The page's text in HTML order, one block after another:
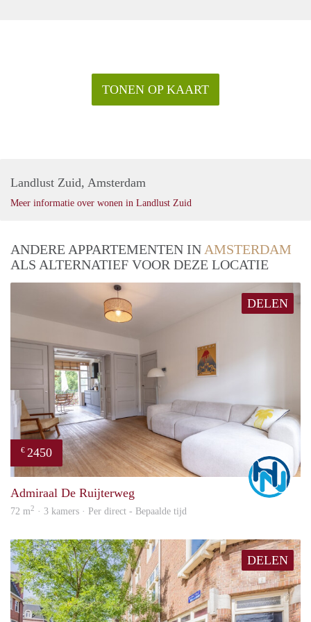
TONEN OP KAART
Landlust Zuid, Amsterdam
Meer informatie over wonen in Landlust Zuid
ANDERE APPARTEMENTEN IN AMSTERDAM
ALS ALTERNATIEF VOOR DEZE LOCATIE
DELEN
€ 2450
Admiraal De Ruijterweg
72 m2 · 3 kamers · Per direct - Bepaalde tijd
DELEN